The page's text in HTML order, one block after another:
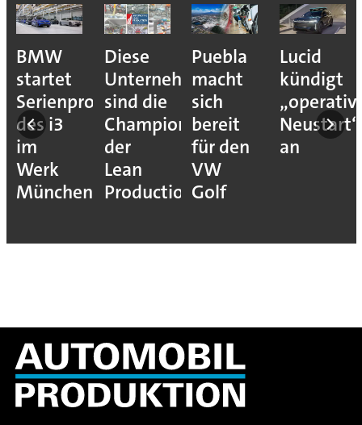
BMW
startet
Serienproduktion
des i3
im
Werk
München
Diese
Unternehmen
sind die
Champions
der
Lean
Production
Puebla
macht
sich
bereit
für den
VW
Golf
Lucid
kündigt
Neustart“
an